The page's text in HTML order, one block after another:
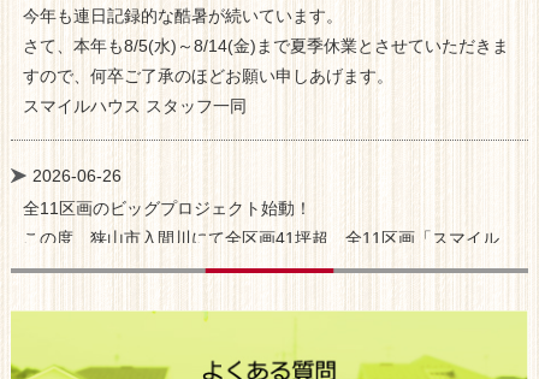
今年も連日記録的な酷暑が続いています。
さて、本年も8/5(水)～8/14(金)まで夏季休業とさせていただきま
すので、何卒ご了承のほどお願い申しあげます。
スマイルハウス スタッフ一同
2026-06-26
全11区画のビッグプロジェクト始動！
この度、狭山市入間川にて全区画41坪超、全11区画「スマイル
タウン入間川」の販売を開始いたしました！その他にも魅力的な
物件を多彩にご用意していますので、夏本番のこの機会にぜひ当
夏を彩る売地フェア開催：6/27(土) → 7/26(日)